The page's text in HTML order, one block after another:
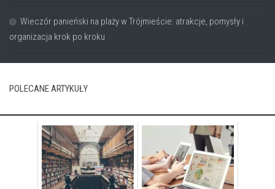
Wieczór panieński na plaży w Trójmieście: atrakcje, pomysły i
organizacja krok po kroku
POLECANE ARTYKUŁY